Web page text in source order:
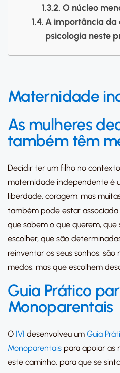
O núcleo
A importância da
psicologia neste
Maternidade
As mulheres
também têm
Decidir ter um filho no
maternidade independente é
liberdade, coragem, mas
também pode estar associada
que sabem o que querem, que
escolher, que são
reinventar os seus sonhos,
medos, mas que escolhem
Guia Prático
Monoparentais
O IVI desenvolveu um Guia
Monoparentais para apoiar as
este caminho, para que se